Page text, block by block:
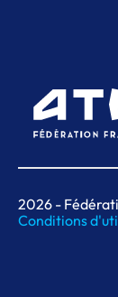
2026 -
Conditions